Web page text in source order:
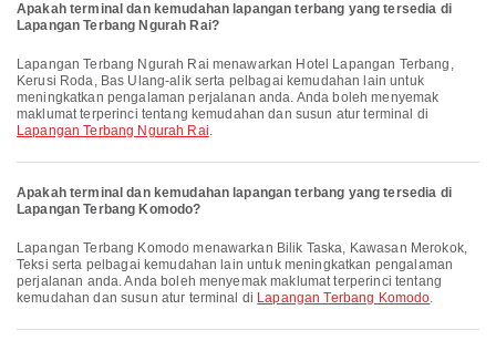
Apakah terminal dan kemudahan lapangan terbang yang tersedia di
Lapangan Terbang Ngurah Rai?
Lapangan Terbang Ngurah Rai menawarkan Hotel Lapangan Terbang,
Kerusi Roda, Bas Ulang-alik serta pelbagai kemudahan lain untuk
meningkatkan pengalaman perjalanan anda. Anda boleh menyemak
maklumat terperinci tentang kemudahan dan susun atur terminal di
Lapangan Terbang Ngurah Rai.
Apakah terminal dan kemudahan lapangan terbang yang tersedia di
Lapangan Terbang Komodo?
Lapangan Terbang Komodo menawarkan Bilik Taska, Kawasan Merokok,
Teksi serta pelbagai kemudahan lain untuk meningkatkan pengalaman
perjalanan anda. Anda boleh menyemak maklumat terperinci tentang
kemudahan dan susun atur terminal di Lapangan Terbang Komodo.